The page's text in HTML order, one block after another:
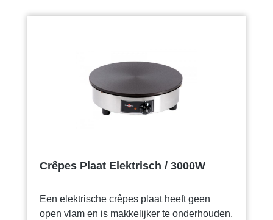
Crêpes Plaat Elektrisch / 3000W
Een elektrische crêpes plaat heeft geen
open vlam en is makkelijker te onderhouden.